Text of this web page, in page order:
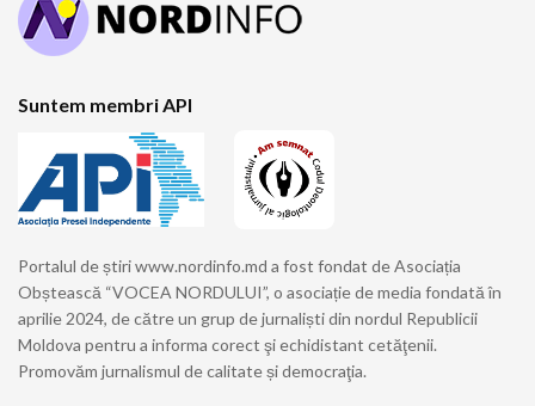
Suntem membri API
Portalul de știri www.nordinfo.md a fost fondat de Asociația
Obștească “VOCEA NORDULUI”, o asociație de media fondată în
aprilie 2024, de către un grup de jurnaliști din nordul Republicii
Moldova pentru a informa corect şi echidistant cetăţenii.
Promovăm jurnalismul de calitate și democraţia.